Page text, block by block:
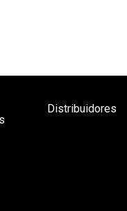
Distribuidores